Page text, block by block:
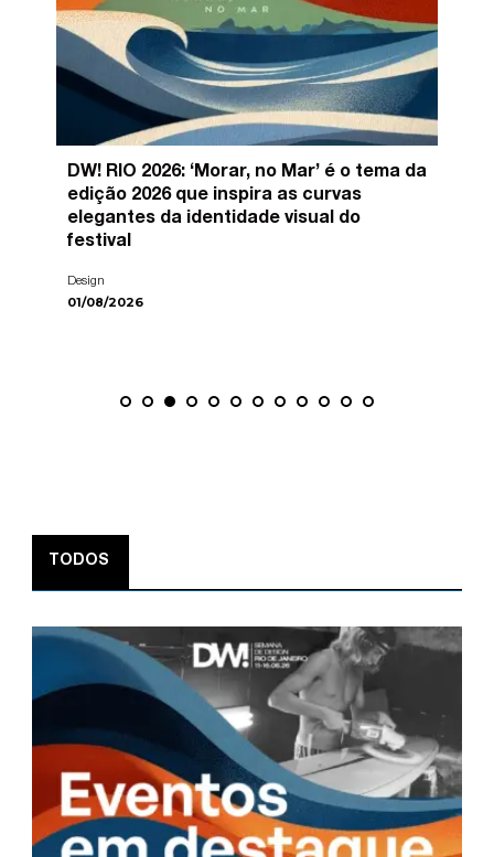
DW! RIO 2026: ‘Morar, no Mar’ é o tema da
edição 2026 que inspira as curvas
elegantes da identidade visual do
festival
Design
01/08/2026
TODOS